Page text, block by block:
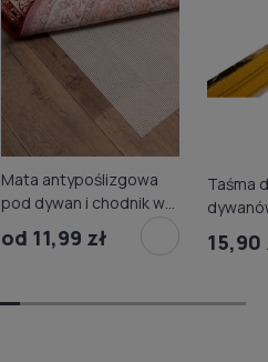
Mata antypoślizgowa
pod dywan i chodnik w
rolce
od 11,99 zł
Taśma
Janser
15,90